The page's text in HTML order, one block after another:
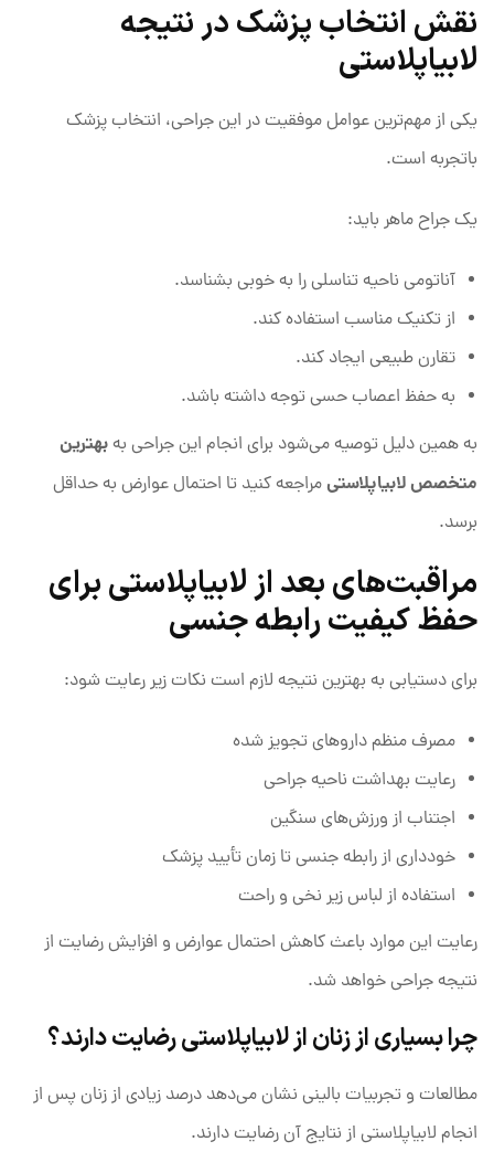
نقش انتخاب پزشک در نتیجه
لابیاپلاستی
یکی از مهم‌ترین عوامل موفقیت در این جراحی، انتخاب پزشک
باتجربه است.
یک جراح ماهر باید:
آناتومی ناحیه تناسلی را به خوبی بشناسد.
از تکنیک مناسب استفاده کند.
تقارن طبیعی ایجاد کند.
به حفظ اعصاب حسی توجه داشته باشد.
به همین دلیل توصیه می‌شود برای انجام این جراحی به بهترین
متخصص لابیاپلاستیمراجعه کنید تا احتمال عوارض به حداقل
برسد.
مراقبت‌های بعد از لابیاپلاستی برای
حفظ کیفیت رابطه جنسی
برای دستیابی به بهترین نتیجه لازم است نکات زیر رعایت شود:
مصرف منظم داروهای تجویز شده
رعایت بهداشت ناحیه جراحی
اجتناب از ورزش‌های سنگین
خودداری از رابطه جنسی تا زمان تأیید پزشک
استفاده از لباس زیر نخی و راحت
رعایت این موارد باعث کاهش احتمال عوارض و افزایش رضایت از
نتیجه جراحی خواهد شد.
چرا بسیاری از زنان از لابیاپلاستی رضایت دارند؟
مطالعات و تجربیات بالینی نشان می‌دهد درصد زیادی از زنان پس از
انجام لابیاپلاستی از نتایج آن رضایت دارند.